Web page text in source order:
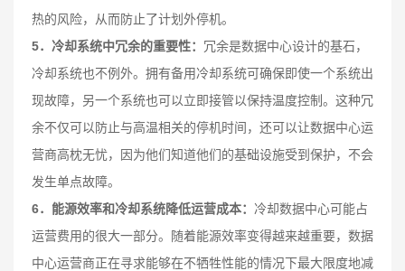
热的风险，从而防止了计划外停机。
5．冷却系统中冗余的重要性： 冗余是数据中心设计的基石，
冷却系统也不例外。拥有备用冷却系统可确保即使一个系统出
现故障，另一个系统也可以立即接管以保持温度控制。这种冗
余不仅可以防止与高温相关的停机时间，还可以让数据中心运
营商高枕无忧，因为他们知道他们的基础设施受到保护，不会
发生单点故障。
6．能源效率和冷却系统降低运营成本： 冷却数据中心可能占
运营费用的很大一部分。随着能源效率变得越来越重要，数据
中心运营商正在寻求能够在不牺牲性能的情况下最大限度地减